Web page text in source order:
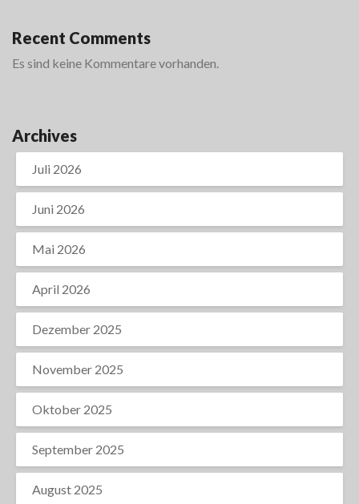
Recent Comments
Es sind keine Kommentare vorhanden.
Archives
Juli 2026
Juni 2026
Mai 2026
April 2026
Dezember 2025
November 2025
Oktober 2025
September 2025
August 2025